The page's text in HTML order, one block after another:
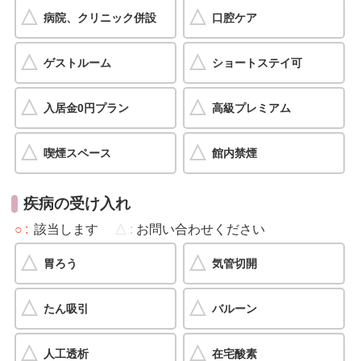
病院、クリニック併設 口腔ケア
ゲストルーム ショートステイ可
入居金0円プラン 高級プレミアム
喫煙スペース 館内禁煙
疾病の受け入れ
○ 該当します △ お問い合わせください
胃ろう 気管切開
たん吸引 バルーン
人工透析 在宅酸素